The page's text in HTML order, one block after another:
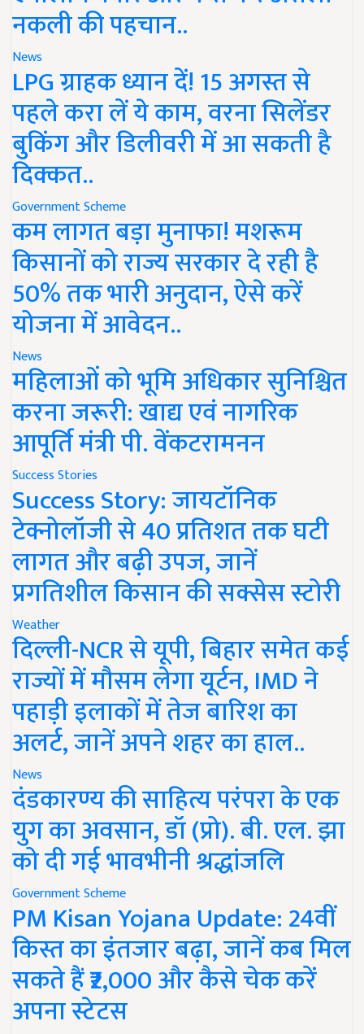
नकली की पहचान..
News
LPG ग्राहक ध्यान दें! 15 अगस्त से
पहले करा लें ये काम, वरना सिलेंडर
बुकिंग और डिलीवरी में आ सकती है
दिक्कत..
Government Scheme
कम लागत बड़ा मुनाफा! मशरूम
किसानों को राज्य सरकार दे रही है
50% तक भारी अनुदान, ऐसे करें
योजना में आवेदन..
News
महिलाओं को भूमि अधिकार सुनिश्चित
करना जरूरी: खाद्य एवं नागरिक
आपूर्ति मंत्री पी. वेंकटरामनन
Success Stories
Success Story: जायटॉनिक
टेक्नोलॉजी से 40 प्रतिशत तक घटी
लागत और बढ़ी उपज, जानें
प्रगतिशील किसान की सक्सेस स्टोरी
Weather
दिल्ली-NCR से यूपी, बिहार समेत कई
राज्यों में मौसम लेगा यूर्टन, IMD ने
पहाड़ी इलाकों में तेज बारिश का
अलर्ट, जानें अपने शहर का हाल..
News
दंडकारण्य की साहित्य परंपरा के एक
युग का अवसान, डॉ (प्रो). बी. एल. झा
को दी गई भावभीनी श्रद्धांजलि
Government Scheme
PM Kisan Yojana Update: 24वीं
किस्त का इंतजार बढ़ा, जानें कब मिल
सकते हैं ₹2,000 और कैसे चेक करें
अपना स्टेटस